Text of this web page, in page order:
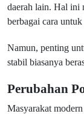
daerah lain. Hal ini
berbagai cara
Namun, penting
stabil biasanya
Perubahan
Masyarakat